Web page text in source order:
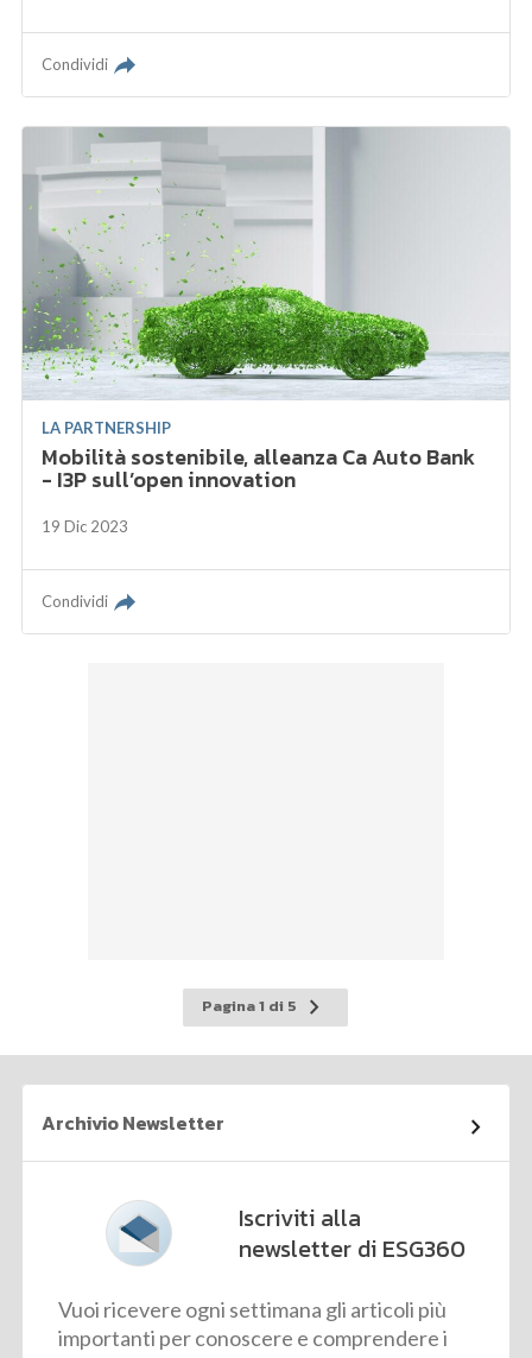
Condividi
LA PARTNERSHIP
Mobilità sostenibile, alleanza Ca Auto Bank
- I3P sull’open innovation
19 Dic 2023
Condividi
Pagina 1 di 5
Pagina
successiva
Archivio Newsletter
Iscriviti alla
newsletter di ESG360
Vuoi ricevere ogni settimana gli articoli più
importanti per conoscere e comprendere i